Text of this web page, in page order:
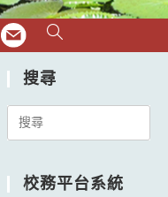
EMAIL
搜尋
Search
校務平台系統